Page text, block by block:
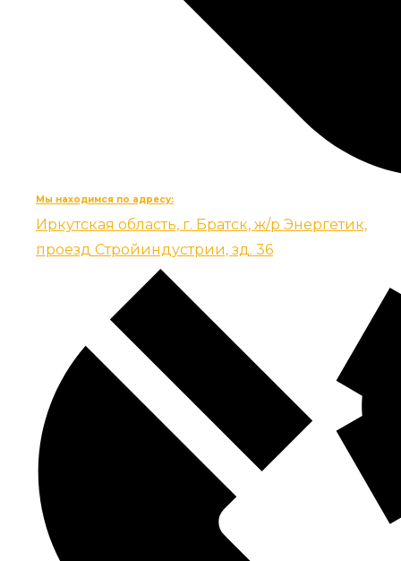
Мы находимся по адресу:
Иркутская область, г. Братск, ж/р Энергетик,
проезд Стройиндустрии, зд. 36